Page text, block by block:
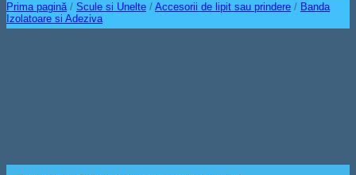
Prima pagină / Scule si Unelte / Accesorii de lipit sau prindere / Banda
Izolatoare si Adeziva